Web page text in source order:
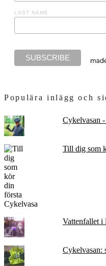
LAST NAME
Populära inlägg och
Cykelvasan
Till dig som
Vattenfallet i
Cykelvasan: